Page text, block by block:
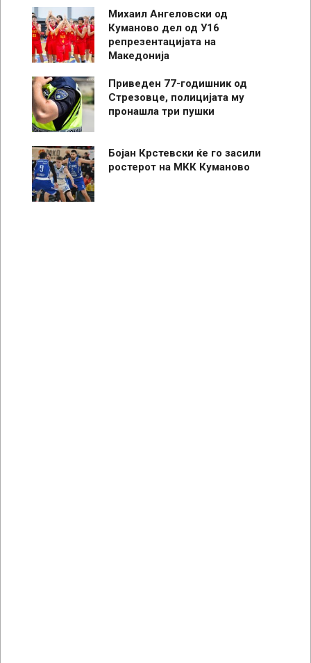
Михаил Ангеловски од
Куманово дел од У16
репрезентацијата на
Македонија
Приведен 77-годишник од
Стрезовце, полицијата му
пронашла три пушки
Бојан Крстевски ќе го засили
ростерот на МКК Куманово